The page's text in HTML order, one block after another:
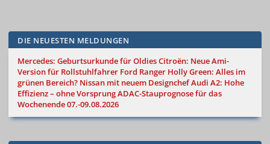
DIE NEUESTEN MELDUNGEN
Mercedes: Geburtsurkunde für OldiesCitroën: Neue Ami-
Version für Rollstuhlfahrer Ford Ranger Holly Green: Alles im
grünen Bereich? Nissan mit neuem DesignchefAudi A2: Hohe
Effizienz – ohne VorsprungADAC-Stauprognose für das
Wochenende 07.-09.08.2026